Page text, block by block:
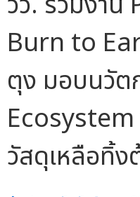
Burn to
ตุง มอบนวัต
วัสดุเหลือทิ้